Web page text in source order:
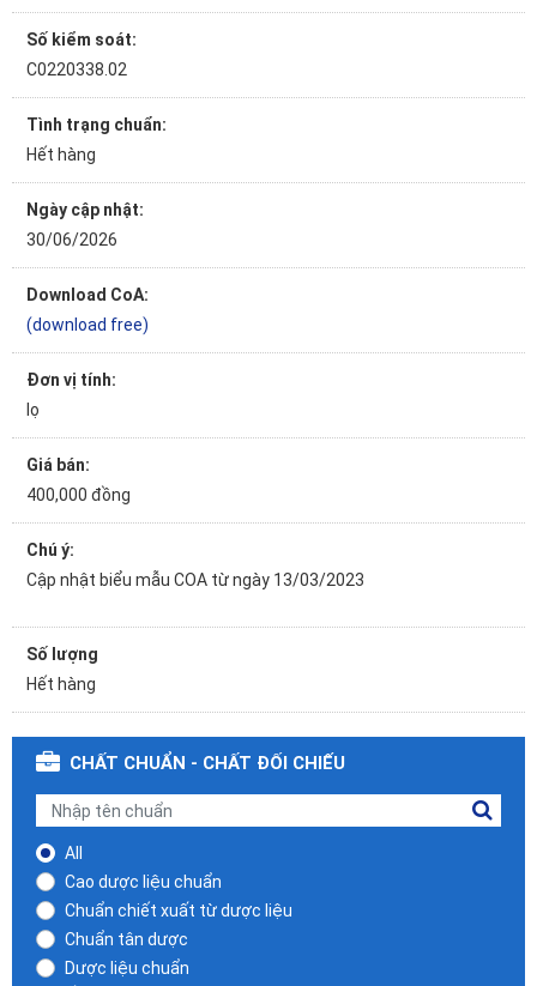
Số kiểm soát:
C0220338.02
Tình trạng chuẩn:
Hết hàng
Ngày cập nhật:
30/06/2026
Download CoA:
(download free)
Đơn vị tính:
lọ
Giá bán:
400,000 đồng
Chú ý:
Cập nhật biểu mẫu COA từ ngày 13/03/2023
Số lượng
Hết hàng
CHẤT CHUẨN - CHẤT ĐỐI CHIẾU
All
Cao dược liệu chuẩn
Chuẩn chiết xuất từ dược liệu
Chuẩn tân dược
Dược liệu chuẩn